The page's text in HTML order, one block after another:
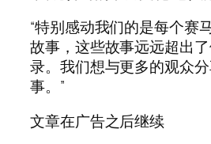
“特别感动我们的是每个赛
故事，这些故事远远超出
录。我们想与更多的观众
事。”
文章在广告之后继续